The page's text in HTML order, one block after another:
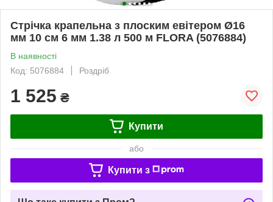
Стрічка крапельна з плоским евітером Ø16
мм 10 см 6 мм 1.38 л 500 м FLORA (5076884)
В наявності
Код: 5076884
Роздріб
1 525 ₴
Купити
або
Купити з